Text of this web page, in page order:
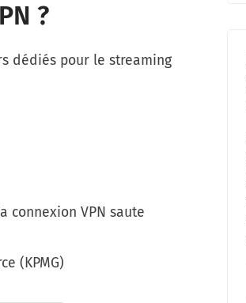
?
dédiés pour le streaming
connexion VPN saute
(KPMG)